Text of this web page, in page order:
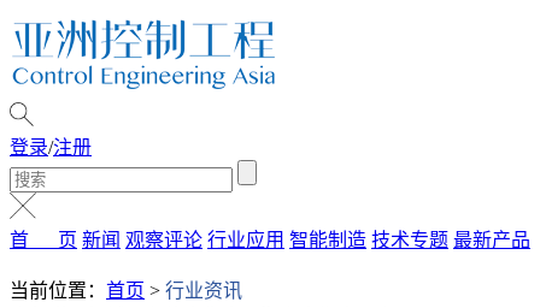
登录/注册
首 页 新闻 观察评论 行业应用 智能制造 技术专题 最新产品
当前位置： 首页 > 行业资讯